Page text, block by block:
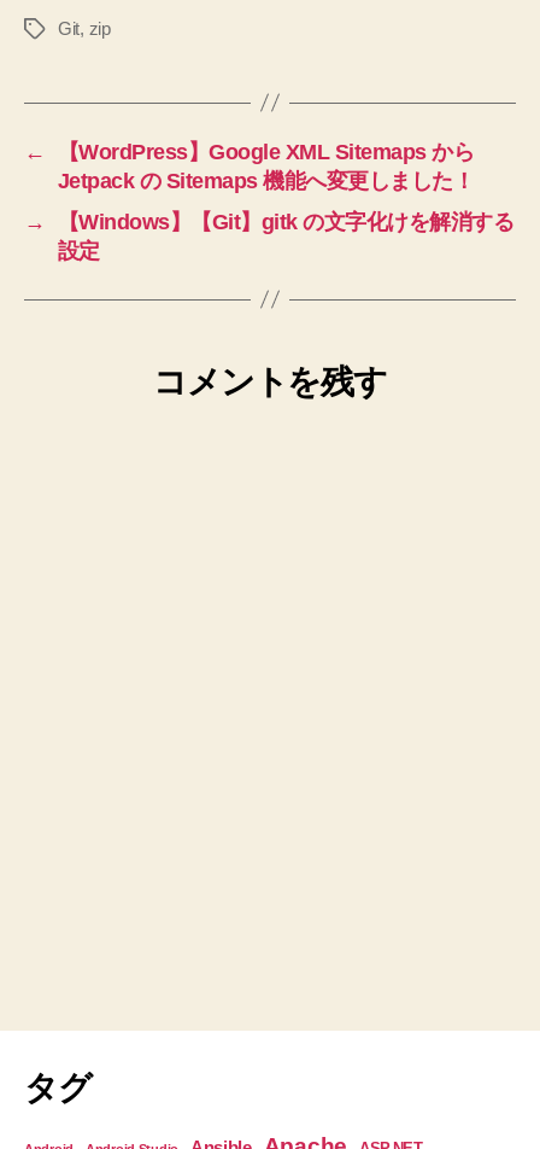
タ
Git, zip
←
【WordPress】Google XML Sitemaps から
Jetpack の Sitemaps 機能へ変更しました！
→
【Windows】【Git】gitk の文字化けを解消する
設定
コメントを残す
タグ